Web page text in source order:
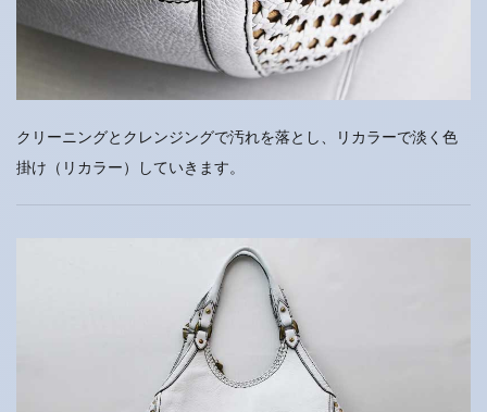
クリーニングとクレンジングで汚れを落とし、リカラーで淡く色
掛け（リカラー）していきます。